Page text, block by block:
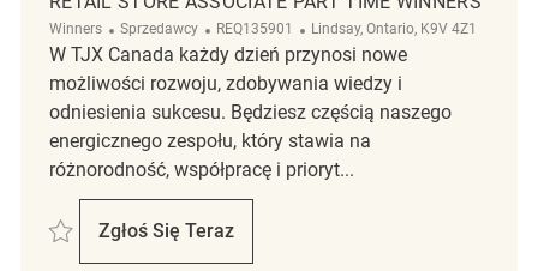
Winners Kategoria
Sprzedawcy ReqId
REQ135901 Lokalizacja
Lindsay, Ontario, K9V 4Z1
W TJX Canada każdy dzień przynosi nowe
możliwości rozwoju, zdobywania wiedzy i
odniesienia sukcesu. Będziesz częścią naszego
energicznego zespołu, który stawia na
różnorodność, współpracę i prioryt...
Zapisać Retail Store Associate Part Time Winners REQ135901
Zgłoś Się Teraz
Retail Store Associate Part Time Winners